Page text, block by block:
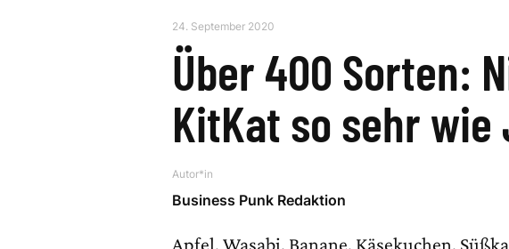
24. September 2020
Über 400 Sorten:
KitKat so sehr wie
Autor*in
Business Punk Redaktion
Apfel, Wasabi, Banane, Käsekuchen,